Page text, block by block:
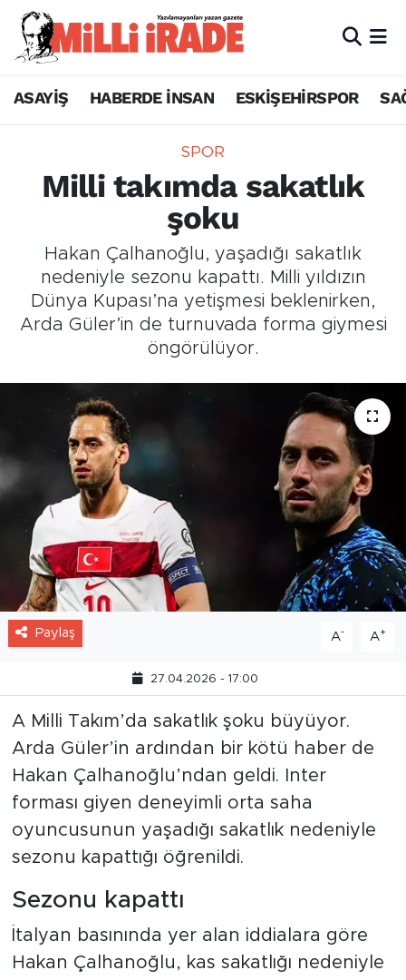
ASAYİŞ HABERDE İNSAN ESKİŞEHİRSPOR
SPOR
Milli takımda sakatlık
şoku
Hakan Çalhanoğlu, yaşadığı sakatlık
nedeniyle sezonu kapattı. Milli yıldızın
Dünya Kupası’na yetişmesi beklenirken,
Arda Güler’in de turnuvada forma giymesi
öngörülüyor.
Paylaş A- A+
27.04.2026 - 17:00
A Milli Takım’da sakatlık şoku büyüyor.
Arda Güler’in ardından bir kötü haber de
Hakan Çalhanoğlu’ndan geldi. Inter
forması giyen deneyimli orta saha
oyuncusunun yaşadığı sakatlık nedeniyle
sezonu kapattığı öğrenildi.
Sezonu kapattı
İtalyan basınında yer alan iddialara göre
Hakan Çalhanoğlu, kas sakatlığı nedeniyle